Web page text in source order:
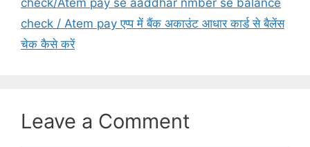
check / Atem pay एप्प में बैंक अकाउंट आधार कार्ड से बैलेंस
चेक कैसे करें
Leave a Comment